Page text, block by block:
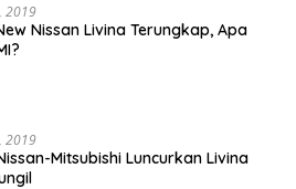
2019
Nissan Livina Terungkap, Apa
2019
Mitsubishi Luncurkan Livina